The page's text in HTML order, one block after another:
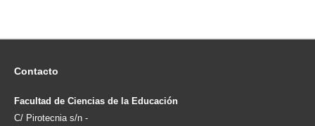
Contacto
Facultad de Ciencias de la Educación
C/ Pirotecnia s/n -